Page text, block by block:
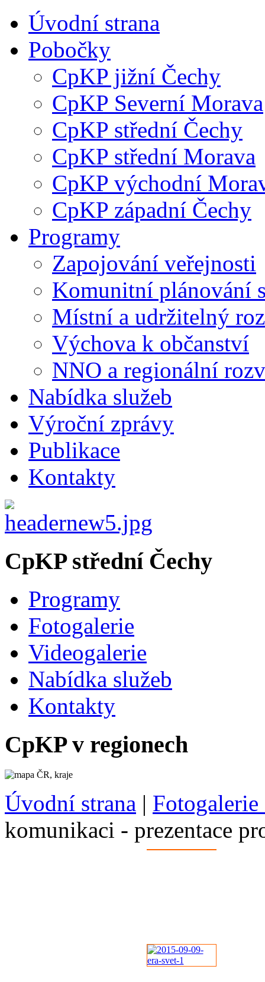
Úvodní strana
Pobočky
CpKP jižní Čechy
CpKP Severní Morava
CpKP střední Čechy
CpKP střední Morava
CpKP východní
CpKP západní Čechy
Programy
Zapojování veřejnosti
Komunitní plánování
Místní a udržitelný
Výchova k občanství
NNO a regionální
Nabídka služeb
Výroční zprávy
Publikace
Kontakty
CpKP střední Čechy
Programy
Fotogalerie
Videogalerie
Nabídka služeb
Kontakty
CpKP v regionech
Úvodní strana |
komunikaci - prezentace